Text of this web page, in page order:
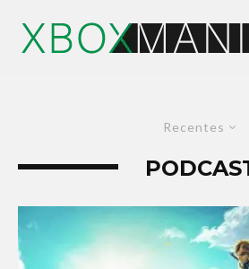
Recentes